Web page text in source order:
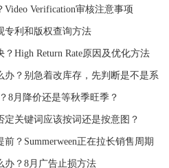
Verification审核注意事项
专利和版权查询方法
High Return Rate原因及优化方法
办？别急着改库存，先判断是不是系
8月降价还是等秋季旺季？
关键词应该按词还是按意图？
？Summerween正在拉长销售周期
办？8月广告止损方法